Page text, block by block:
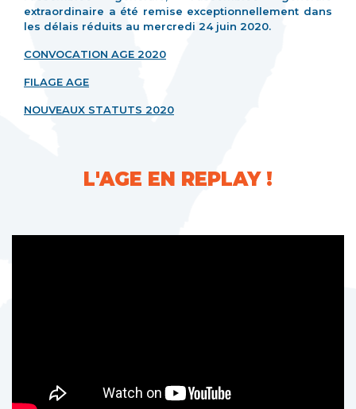
extraordinaire a été remise exceptionnellement dans
les délais réduits au mercredi 24 juin 2020.
CONVOCATION AGE 2020
FILAGE AGE
NOUVEAUX STATUTS 2020
L'AGE EN REPLAY !